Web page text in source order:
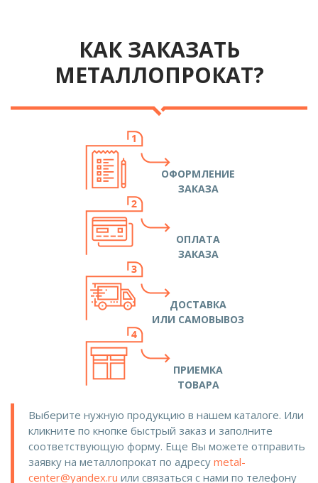
КАК ЗАКАЗАТЬ
МЕТАЛЛОПРОКАТ?
ОФОРМЛЕНИЕ
ЗАКАЗА
ОПЛАТА
ЗАКАЗА
ДОСТАВКА
ИЛИ САМОВЫВОЗ
ПРИЕМКА
ТОВАРА
Выберите нужную продукцию в нашем каталоге. Или
кликните по кнопке быстрый заказ и заполните
соответствующую форму. Еще Вы можете отправить
заявку на металлопрокат по адресу metal-
center@yandex.ru или связаться с нами по телефону